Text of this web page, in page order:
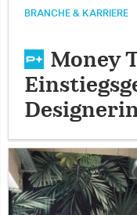
BRANCHE & KARRIERE
Money